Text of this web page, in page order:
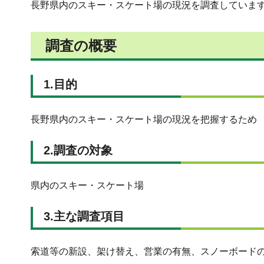
長野県内のスキー・スケート場の現況を調査しています
調査の概要
1.目的
長野県内のスキー・スケート場の現況を把握するため
2.調査の対象
県内のスキー・スケート場
3.主な調査項目
索道等の新設、架け替え、営業の有無、スノーボード